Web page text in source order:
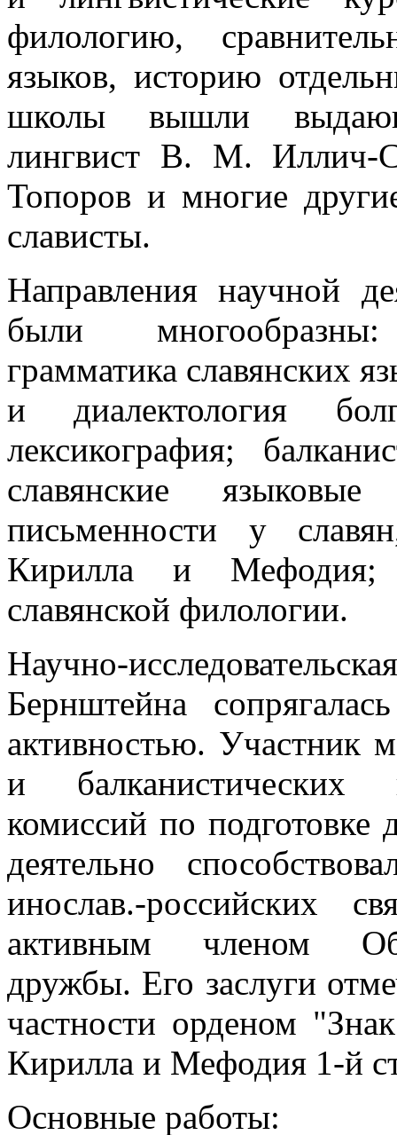
филологию,
языков, историю
школы вышли
лингвист В. М.
Топоров и многие
слависты.
Направления научной
были многообразны:
грамматика славянских
и диалектология
лексикография;
славянские
письменности у
Кирилла и Мефодия;
славянской филологии.
Научно-
Бернштейна
активностью. Участник
и балканистических
комиссий по подготовке
деятельно
инослав.-российских
активным членом
дружбы. Его заслуги
частности орденом
Кирилла и Мефодия 1-й
Основные работы: